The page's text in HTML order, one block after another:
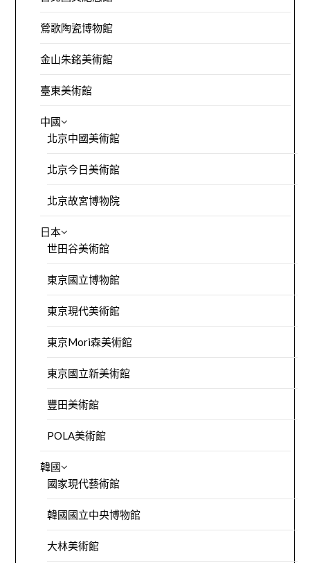
鶯歌陶瓷博物館
金山朱銘美術館
臺東美術館
中國
北京中國美術館
北京今日美術館
北京故宮博物院
日本
世田谷美術館
東京國立博物館
東京現代美術館
東京Mori森美術館
東京國立新美術館
豐田美術館
POLA美術館
韓國
國家現代藝術館
韓國國立中央博物館
大林美術館